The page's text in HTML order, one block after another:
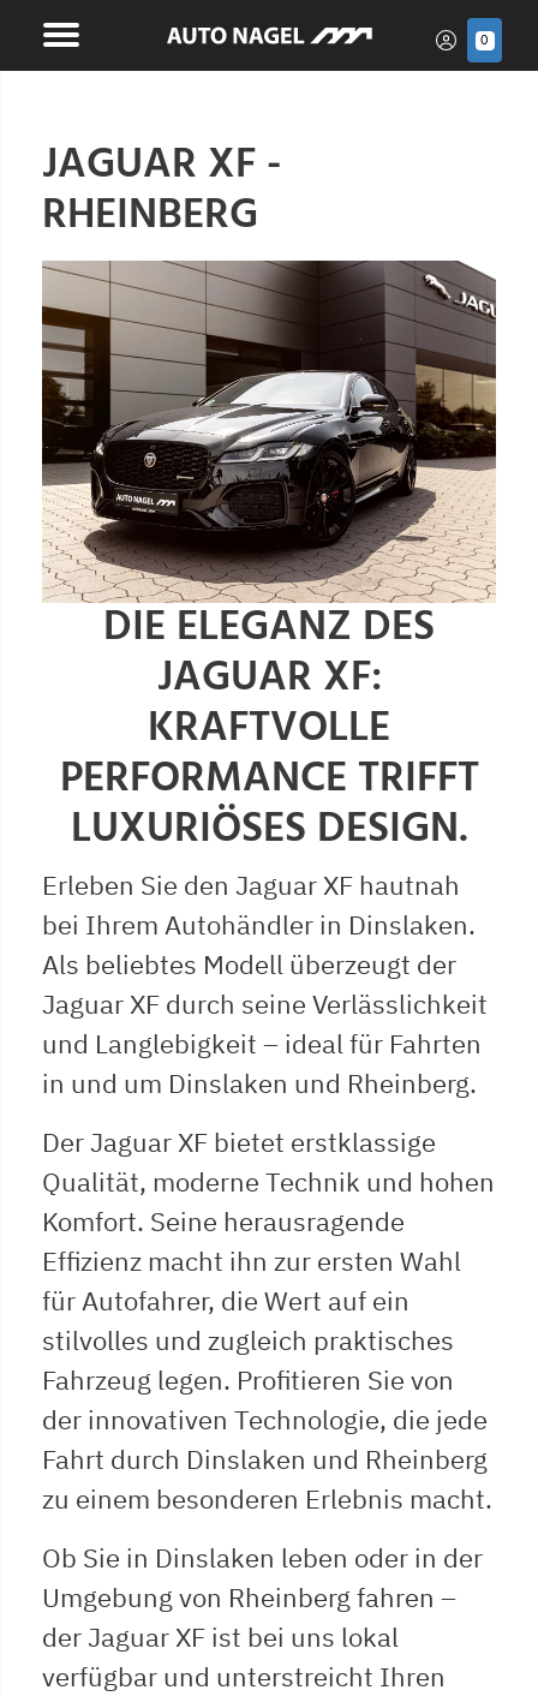
0
JAGUAR XF -
RHEINBERG
DIE ELEGANZ DES
JAGUAR XF:
KRAFTVOLLE
PERFORMANCE TRIFFT
LUXURIÖSES DESIGN.
Erleben Sie den Jaguar XF hautnah
bei Ihrem Autohändler in Dinslaken.
Als beliebtes Modell überzeugt der
Jaguar XF durch seine Verlässlichkeit
und Langlebigkeit – ideal für Fahrten
in und um Dinslaken und Rheinberg.
Der Jaguar XF bietet erstklassige
Qualität, moderne Technik und hohen
Komfort. Seine herausragende
Effizienz macht ihn zur ersten Wahl
für Autofahrer, die Wert auf ein
stilvolles und zugleich praktisches
Fahrzeug legen. Profitieren Sie von
der innovativen Technologie, die jede
Fahrt durch Dinslaken und Rheinberg
zu einem besonderen Erlebnis macht.
Ob Sie in Dinslaken leben oder in der
Umgebung von Rheinberg fahren –
der Jaguar XF ist bei uns lokal
verfügbar und unterstreicht Ihren